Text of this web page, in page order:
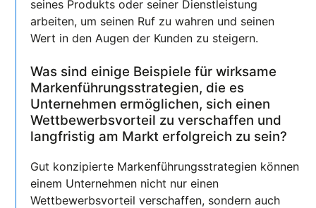
seines Produkts oder seiner Dienstleistung
arbeiten, um seinen Ruf zu wahren und seinen
Wert in den Augen der Kunden zu steigern.
Was sind einige Beispiele für wirksame
Markenführungsstrategien, die es
Unternehmen ermöglichen, sich einen
Wettbewerbsvorteil zu verschaffen und
langfristig am Markt erfolgreich zu sein?
Gut konzipierte Markenführungsstrategien können
einem Unternehmen nicht nur einen
Wettbewerbsvorteil verschaffen, sondern auch